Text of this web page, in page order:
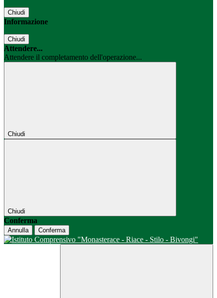
Chiudi
Informazione
Chiudi
Attendere...
Attendere il completamento dell'operazione...
Chiudi
Chiudi
Conferma
Annulla Conferma